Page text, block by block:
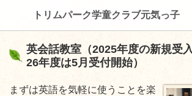
トリムパーク学童クラブ元気っ子
英会話教室 （2025年度の新規
26年度は5月受付開始）
まずは英語を気軽に使うことを楽